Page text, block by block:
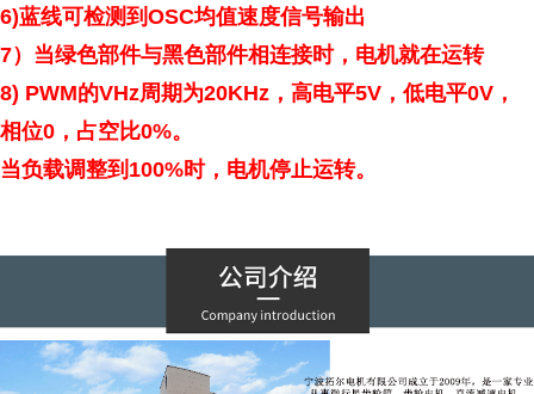
6)蓝线可检测到 OSC均值速度信号输出
7）当绿色部件与黑色部件相连接时，电机就在运转
8) PWM的VHz周期为20KHz ，高电平5V ，低电平0V ，
相位0 ，占空比0%。
当负载调整到 100%时，电机停止运转。